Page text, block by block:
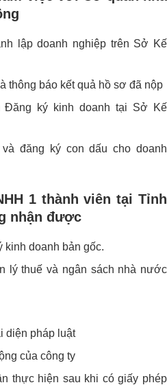
lập doanh nghiệp trên Sở Kế
thông báo kết quả hồ sơ đã nộp
Đăng ký kinh doanh tại Sở Kế
đăng ký con dấu cho doanh
1 thành viên tại Tỉnh
nhận được
kinh doanh bản gốc.
lý thuế và ngân sách nhà nước
diện pháp luật
của công ty
thực hiện sau khi có giấy phép